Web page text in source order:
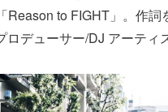
Reason to FIGHT」。作
デューサー/DJ アーティ